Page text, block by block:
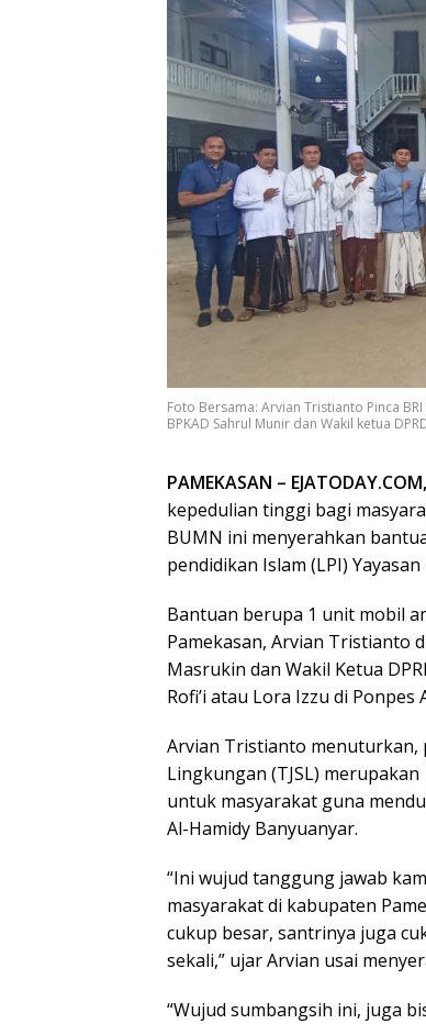
Foto Bersama: Arvian Tristianto Pinca
BPKAD Sahrul Munir dan Wakil ketua
PAMEKASAN – EJATODAY.COM,
kepedulian tinggi bagi
BUMN ini menyerahkan
pendidikan Islam (LPI)
Bantuan berupa 1 unit mobil
Pamekasan, Arvian Tristianto
Masrukin dan Wakil Ketua
Rofi’i atau Lora Izzu di Ponpes
Arvian Tristianto menuturkan,
Lingkungan (TJSL)
untuk masyarakat guna
Al-Hamidy Banyuanyar.
“Ini wujud tanggung jawab
masyarakat di kabupaten
cukup besar, santrinya juga
sekali,” ujar Arvian usai
“Wujud sumbangsih ini, juga